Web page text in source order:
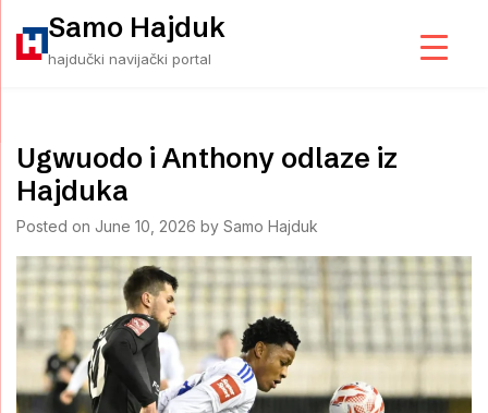
content
Samo Hajduk
hajdučki navijački portal
Ugwuodo i Anthony odlaze iz
Hajduka
Posted on June 10, 2026 by Samo Hajduk